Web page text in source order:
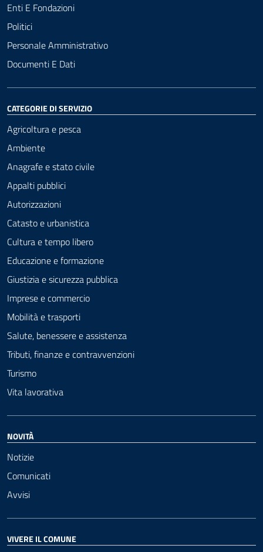
Enti E Fondazioni
Politici
Personale Amministrativo
Documenti E Dati
CATEGORIE DI SERVIZIO
Agricoltura e pesca
Ambiente
Anagrafe e stato civile
Appalti pubblici
Autorizzazioni
Catasto e urbanistica
Cultura e tempo libero
Educazione e formazione
Giustizia e sicurezza pubblica
Imprese e commercio
Mobilità e trasporti
Salute, benessere e assistenza
Tributi, finanze e contravvenzioni
Turismo
Vita lavorativa
NOVITÀ
Notizie
Comunicati
Avvisi
VIVERE IL COMUNE